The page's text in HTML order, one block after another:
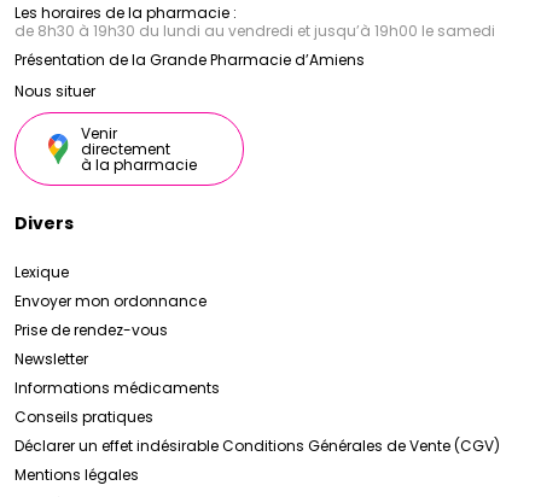
Les horaires de la pharmacie :
de 8h30 à 19h30 du lundi au vendredi et jusqu’à 19h00 le samedi
Présentation de la Grande Pharmacie d’Amiens
Nous situer
Venir
directement
à la pharmacie
Divers
Lexique
Envoyer mon ordonnance
Prise de rendez-vous
Newsletter
Informations médicaments
Conseils pratiques
Déclarer un effet indésirableConditions Générales de Vente (CGV)
Mentions légales